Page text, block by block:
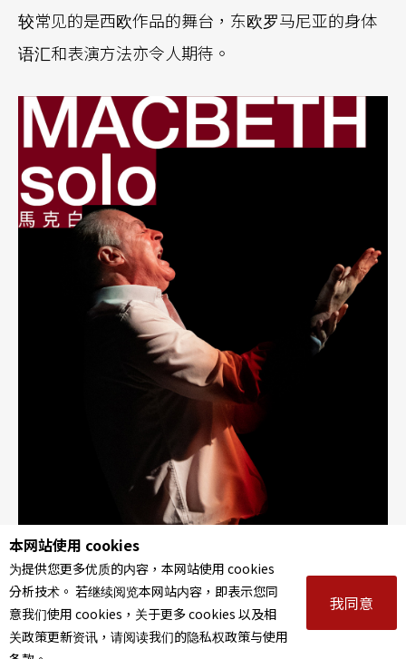
较常见的是西欧作品的舞台，东欧罗马尼亚的身体
语汇和表演方法亦令人期待。
重塑莎士比亚剧团的《马克白》独角戏。（邓树荣戏剧工
作室 提供）
邓树荣也没有因为策展人的身分，就放下导演的位
本网站使用 cookies
为提供您更多优质的内容，本网站使用 cookies
分析技术。 若继续阅览本网站内容，即表示您同
意我们使用 cookies，关于更多 cookies 以及相
关政策更新资讯，请阅读我们的隐私权政策与使用
我同意